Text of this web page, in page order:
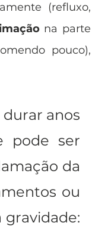
(refluxo,
na parte
anos
pode ser
da
ou
gravidade: